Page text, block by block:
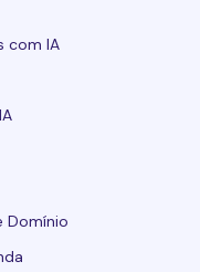
com IA
Domínio